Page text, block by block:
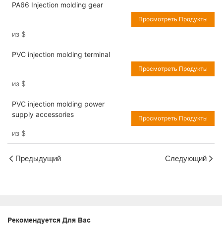
PA66 Injection molding gear
из $
Просмотреть Продукты
PVC injection molding terminal
из $
Просмотреть Продукты
PVC injection molding power
supply accessories
из $
Просмотреть Продукты
Предыдущий Следующий
Рекомендуется Для Вас